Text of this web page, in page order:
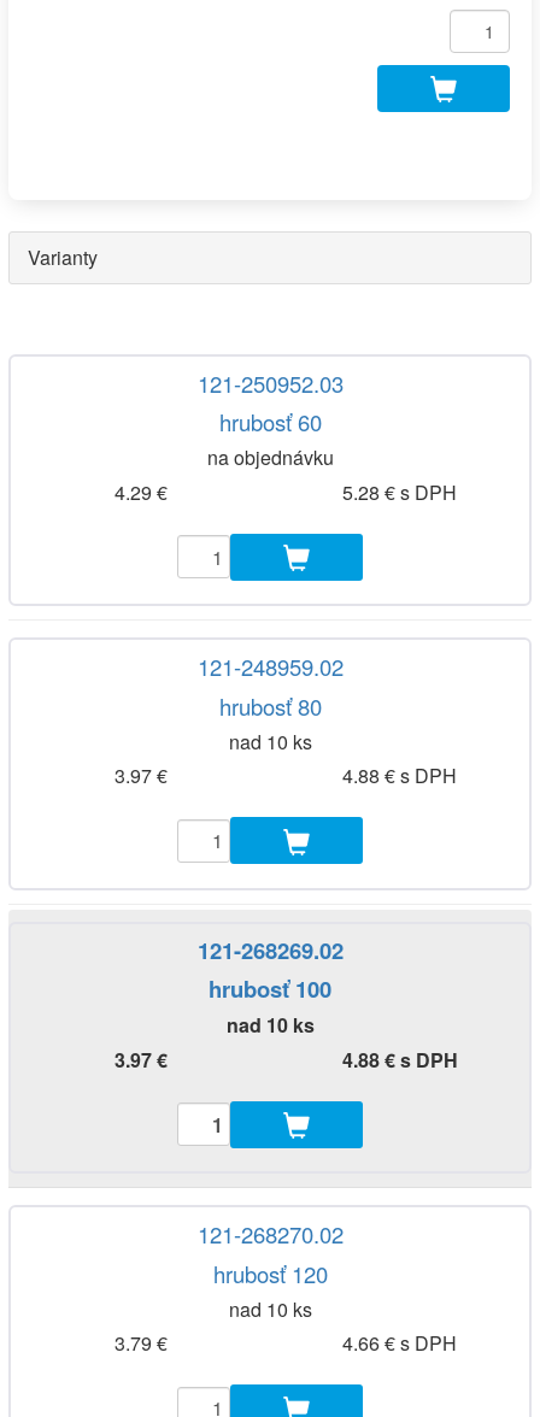
Varianty
121-250952.03
hrubosť 60
na objednávku
4.29 €
5.28 € s DPH
121-248959.02
hrubosť 80
nad 10 ks
3.97 €
4.88 € s DPH
121-268269.02
hrubosť 100
nad 10 ks
3.97 €
4.88 € s DPH
121-268270.02
hrubosť 120
nad 10 ks
3.79 €
4.66 € s DPH